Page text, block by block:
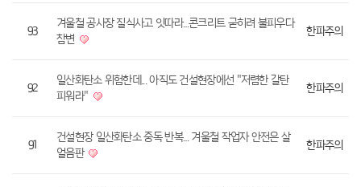
93
겨울철 공사장 질식사고 잇따라…콘크리트 굳히려 불피우다
참변
한파주의
92
일산화탄소 위험한데... 아직도 건설현장에선 "저렴한 갈탄
피워라"
한파주의
91
건설현장 일산화탄소 중독 반복… 겨울철 작업자 안전은 살
얼음판
한파주의